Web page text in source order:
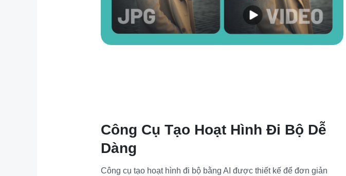
Công Cụ Tạo Hoạt Hình Đi Bộ Dễ
Dàng
Công cụ tạo hoạt hình đi bộ bằng AI được thiết kế để đơn giản